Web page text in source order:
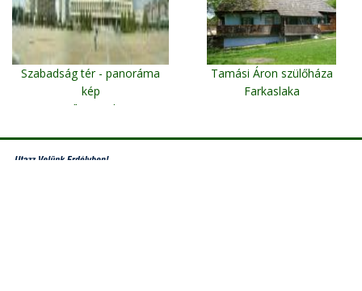
Szabadság tér - panoráma
kép
Csíkszereda
Tamási Áron szülőháza
Farkaslaka